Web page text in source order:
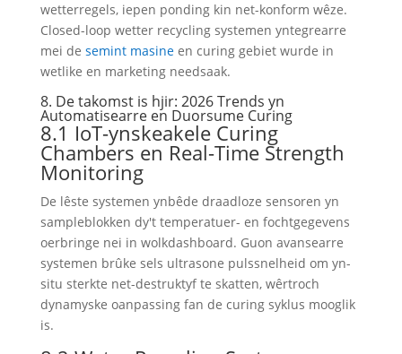
wetterregels, iepen ponding kin net-konform wêze.
Closed-loop wetter recycling systemen yntegrearre
mei de semint masine en curing gebiet wurde in
wetlike en marketing needsaak.
8. De takomst is hjir: 2026 Trends yn
Automatisearre en Duorsume Curing
8.1 IoT-ynskeakele Curing
Chambers en Real-Time Strength
Monitoring
De lêste systemen ynbêde draadloze sensoren yn
sampleblokken dy't temperatuer- en fochtgegevens
oerbringe nei in wolkdashboard. Guon avansearre
systemen brûke sels ultrasone pulssnelheid om yn-
situ sterkte net-destruktyf te skatten, wêrtroch
dynamyske oanpassing fan de curing syklus mooglik
is.